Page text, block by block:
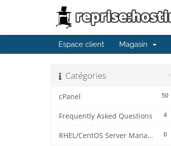
Espace client Magasin
Catégories
50
cPanel
4
Frequently Asked Questions
0
RHEL/CentOS Server Management